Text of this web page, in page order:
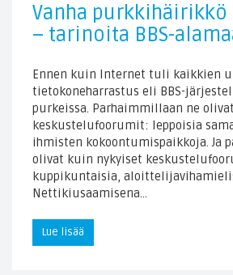
Vanha
– tarinoita BBS-
Ennen kuin Internet tuli kaikkien
tietokoneharrastus eli BBS-
purkeissa. Parhaimmillaan ne
keskustelufoorumit: leppoisia
ihmisten kokoontumispaikkoja. Ja
olivat kuin nykyiset
kuppikuntaisia,
Nettikiusaamisena…
Lue lisää